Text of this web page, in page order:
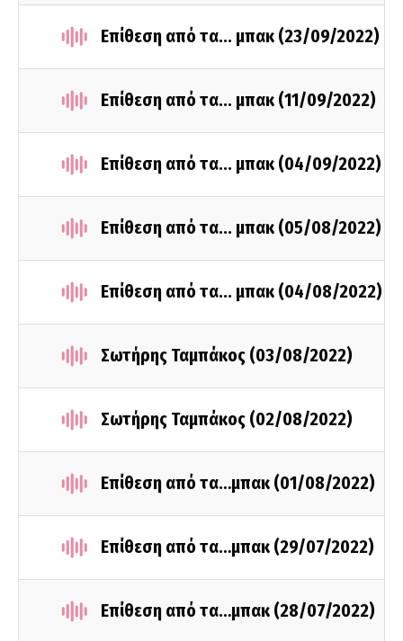
Επίθεση από τα... μπακ (23/09/2022)
Επίθεση από τα... μπακ (11/09/2022)
Επίθεση από τα... μπακ (04/09/2022)
Επίθεση από τα... μπακ (05/08/2022)
Επίθεση από τα... μπακ (04/08/2022)
Σωτήρης Ταμπάκος (03/08/2022)
Σωτήρης Ταμπάκος (02/08/2022)
Επίθεση από τα…μπακ (01/08/2022)
Επίθεση από τα…μπακ (29/07/2022)
Επίθεση από τα…μπακ (28/07/2022)